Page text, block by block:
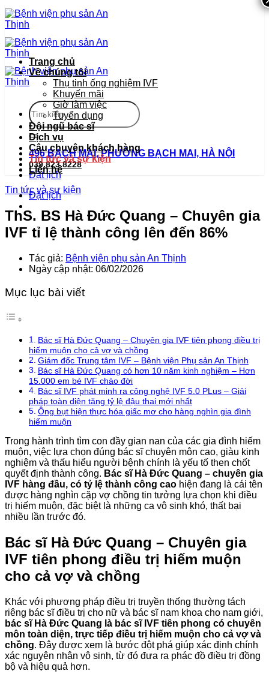
Bỏ
qua
nội
dung
496 BẠCH MAI, PHƯỜNG BẠCH MAI, HÀ NỘI
039.823.8228
Đặt lịch
Đặt lịch
Trang chủ
Về chúng tôi
Thụ tinh ống nghiệm IVF
Khuyến mãi
Giờ làm việc
Tuyển dụng
Đội ngũ bác sĩ
Dịch vụ
Câu chuyện khách hàng
Tin tức và sự kiện
Liên hệ
Tin tức và sự kiện
ThS. BS Hà Đức Quang – Chuyên gia
IVF tỉ lệ thành công lên đến 86%
Tác giả: Bệnh viện phụ sản An Thịnh
Ngày cập nhật: 06/02/2026
Mục lục bài viết
Bác sĩ Hà Đức Quang – Chuyên gia IVF tiên phong điều trị
hiếm muộn cho cả vợ và chồng
Giám đốc Trung tâm IVF – Bệnh viện Phụ sản An Thịnh
Bác sĩ Hà Đức Quang có hơn 10 năm kinh nghiệm – Hơn
15.000 em bé IVF chào đời
Bác sĩ IVF phát minh ra công nghệ IVF 5.0 PLus – Giải
pháp toàn diện tăng tỷ lệ đậu thai mới nhất
Ông bụt hiện thực hóa giấc mơ cho hàng nghìn gia đình
hiếm muộn
Trong hành trình tìm con đầy gian nan của các gia đình hiếm
muộn, việc lựa chọn đúng bác sĩ chuyên môn cao, giàu kinh
nghiệm và thấu hiểu người bệnh chính là yếu tố then chốt
quyết định thành công. Bác sĩ Hà Đức Quang – chuyên gia
IVF hàng đầu, có tỷ lệ thành công cao hiện đang là cái tên
được hàng nghìn cặp vợ chồng tin tưởng lựa chọn khi điều
trị hiếm muộn, đặc biệt là những ca vô sinh khó, thất bại
nhiều lần trước đó.
Bác sĩ Hà Đức Quang – Chuyên gia
IVF tiên phong điều trị hiếm muộn
cho cả vợ và chồng
Khác với phương pháp điều trị truyền thống thường tách
riêng bác sĩ điều trị cho nữ và bác sĩ nam khoa cho nam giới,
bác sĩ Hà Đức Quang là bác sĩ IVF tiên phong có chuyên
môn toàn diện, trực tiếp điều trị hiếm muộn cho cả vợ và
chồng. Đây được xem là bước đột phá giúp xác định chính
xác nguyên nhân vô sinh, từ đó đưa ra phác đồ điều trị đồng
bộ và hiệu quả hơn.